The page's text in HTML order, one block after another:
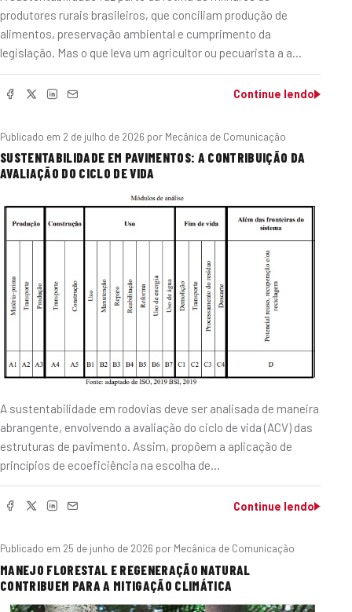
produtores rurais brasileiros, que conciliam produção de
alimentos, preservação ambiental e cumprimento da
legislação. Mas o que leva um agricultor ou pecuarista a a…
Continue lendo
Publicado em 2 de julho de 2026 por Mecânica de Comunicação
SUSTENTABILIDADE EM PAVIMENTOS: A CONTRIBUIÇÃO DA
AVALIAÇÃO DO CICLO DE VIDA
A sustentabilidade em rodovias deve ser analisada de maneira
abrangente, envolvendo a avaliação do ciclo de vida (ACV) das
estruturas de pavimento. Assim, propõem a aplicação de
princípios de ecoeficiência na escolha de…
Continue lendo
Publicado em 25 de junho de 2026 por Mecânica de Comunicação
MANEJO FLORESTAL E REGENERAÇÃO NATURAL
CONTRIBUEM PARA A MITIGAÇÃO CLIMÁTICA